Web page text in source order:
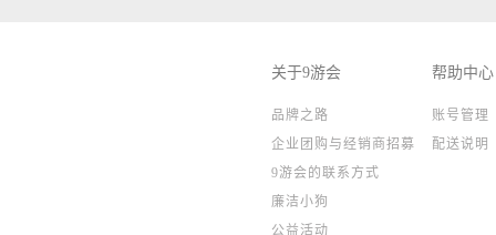
关于9游会
品牌之路
企业团购与经销商招募
9游会的联系方式
廉洁小狗
公益活动
帮助中心
账号管理
配送说明